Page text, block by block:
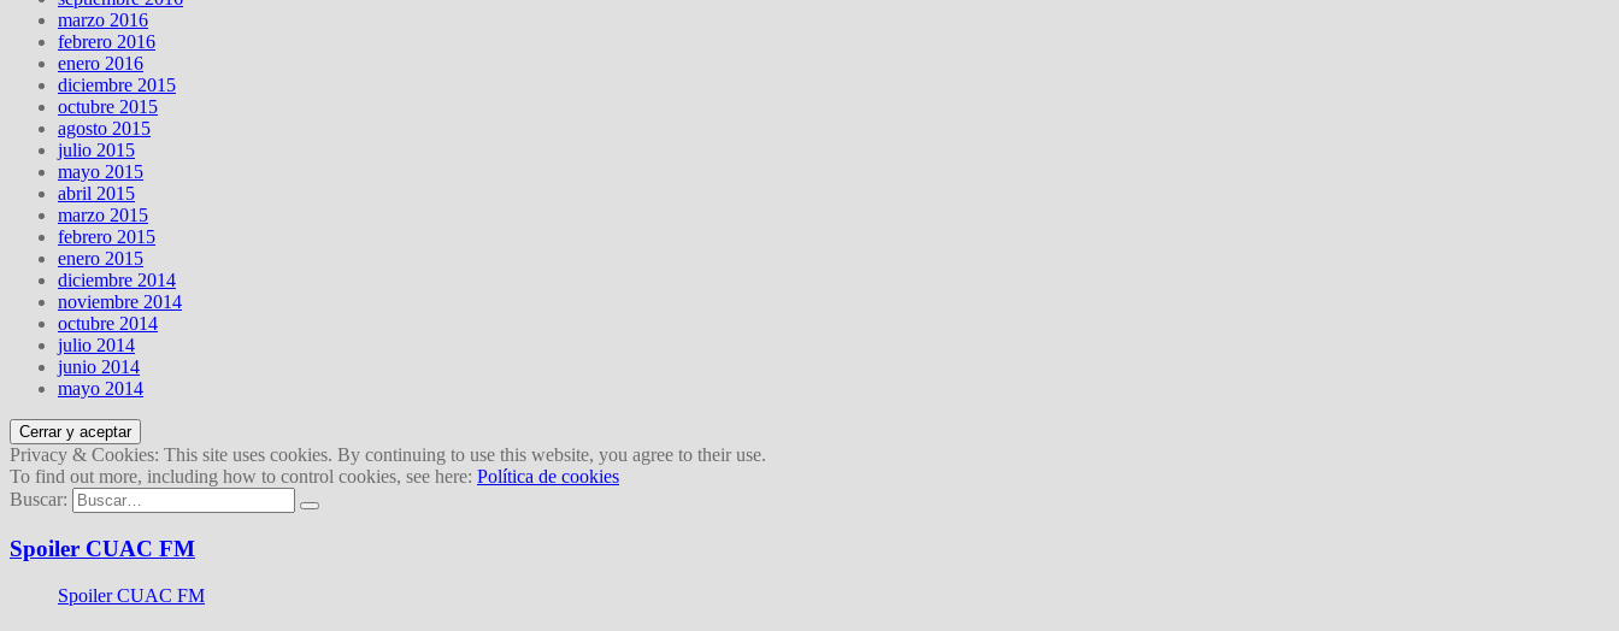
marzo 2016
febrero 2016
enero 2016
diciembre 2015
octubre 2015
agosto 2015
julio 2015
mayo 2015
abril 2015
marzo 2015
febrero 2015
enero 2015
diciembre 2014
noviembre 2014
octubre 2014
julio 2014
junio 2014
mayo 2014
Privacy & Cookies: This site uses cookies. By continuing to use this website, you agree to their use.
To find out more, including how to control cookies, see here: Política de cookies
Buscar:
Spoiler CUAC FM
Spoiler CUAC FM